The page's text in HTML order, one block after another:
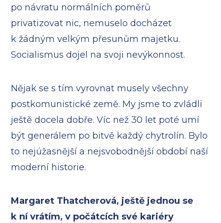
po návratu normálních poměrů
privatizovat nic, nemuselo docházet
k žádným velkým přesunům majetku.
Socialismus dojel na svoji nevýkonnost.
Nějak se s tím vyrovnat musely všechny
postkomunistické země. My jsme to zvládli
ještě docela dobře. Víc než 30 let poté umí
být generálem po bitvě každý chytrolín. Bylo
to nejúžasnější a nejsvobodnější období naší
moderní historie.
Margaret Thatcherová, ještě jednou se
k ní vrátím, v počátcích své kariéry